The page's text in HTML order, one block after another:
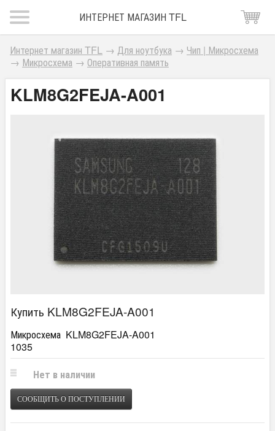
ИНТЕРНЕТ МАГАЗИН TFL
Интернет магазин TFL → Для ноутбука → Чип | Микросхема
→ Микросхема → Оперативная память
KLM8G2FEJA-A001
Купить KLM8G2FEJA-A001
Микросхема KLM8G2FEJA-A001
1035
Нет в наличии
СООБЩИТЬ О ПОСТУПЛЕНИИ